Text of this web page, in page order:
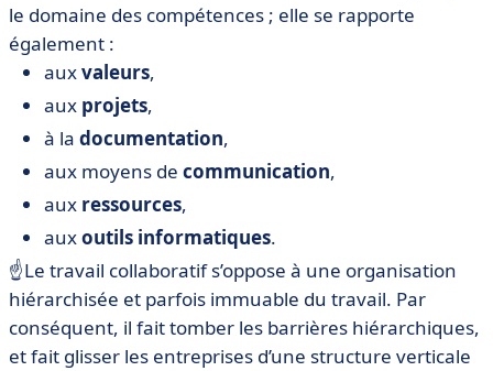
le domaine des compétences ; elle se rapporte
également :
auxvaleurs,
aux projets,
à la documentation,
aux moyens de communication,
aux ressources,
auxoutils informatiques.
☝️Le travail collaboratif s’oppose à une organisation
hiérarchisée et parfois immuable du travail. Par
conséquent, il fait tomber les barrières hiérarchiques,
et fait glisser les entreprises d’une structure verticale